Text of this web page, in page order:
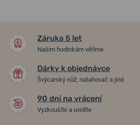
Záruka 5 let
Našim hodinkám věříme
Dárky k objednávce
Švýcarský nůž, natahovač a jiné
90 dní na vrácení
Vyzkoušíte a uvidíte